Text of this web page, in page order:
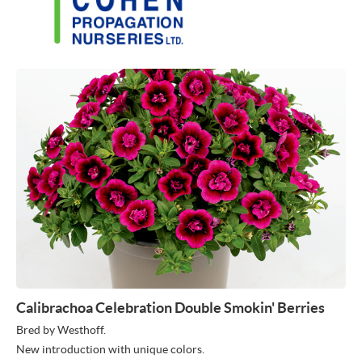
Calibrachoa Celebration Double Smokin' Berries
Bred by Westhoff.
New introduction with unique colors.